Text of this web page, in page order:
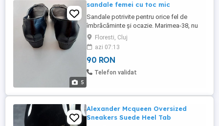
5
sandale femei cu toc mic
Sandale potrivite pentru orice fel de
îmbrăcăminte și ocazie. Marimea-38, nu
trimit prin curierat.
Floresti, Cluj
azi 07:13
90 RON
Telefon validat
Alexander Mcqueen Oversized
Sneakers Suede Heel Tab